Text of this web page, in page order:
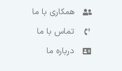
همکاری با ما
تماس با ما
درباره ما